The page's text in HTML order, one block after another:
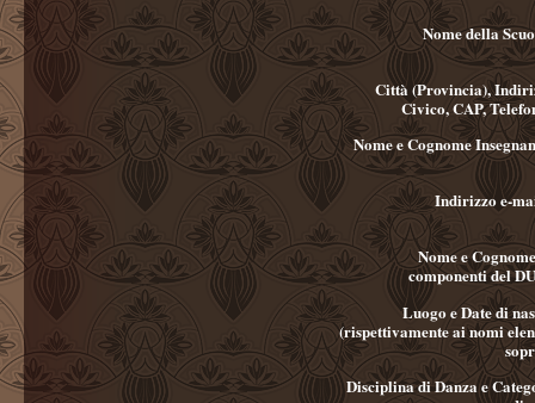
Nome della
Città (Provincia),
Civico, CAP,
Nome e Cognome
Indirizzo e-
Nome e
componenti del
Luogo e Date di
(rispettivamente ai nomi
Disciplina di Danza e